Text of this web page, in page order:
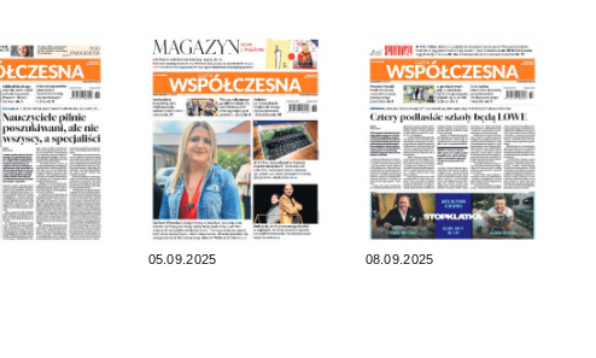
05.09.2025 08.09.2025